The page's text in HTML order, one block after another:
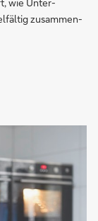
zusam­men­